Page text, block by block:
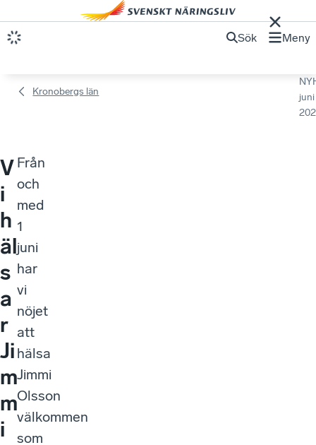
Sök Meny
Kronobergs län
juni
V
i
h
äl
s
a
r
Ji
m
m
i
Från
och
med
1
juni
har
vi
nöjet
att
hälsa
Jimmi
Olsson
välkommen
som